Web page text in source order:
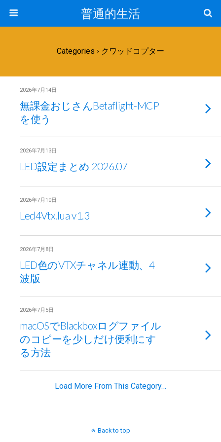
普通的生活
Categories › クワッドコプター
2026年7月14日
無課金おじさんBetaflight-MCP
を使う
2026年7月13日
LED設定まとめ 2026.07
2026年7月10日
Led4Vtx.lua v1.3
2026年7月8日
LED色のVTXチャネル連動、4
波版
2026年7月5日
macOSでBlackboxログファイル
のコピーを少しだけ便利にす
る方法
Load More From This Category…
Back to top